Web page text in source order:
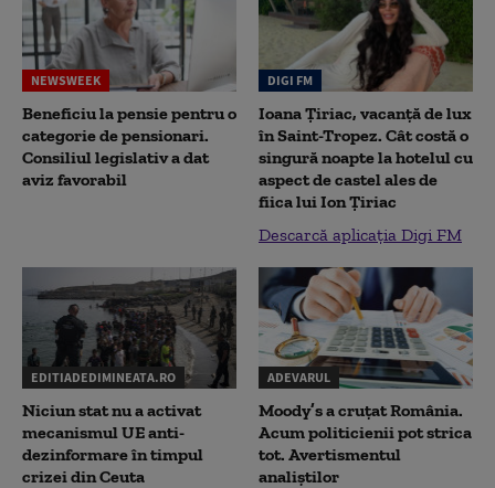
NEWSWEEK
Beneficiu la pensie pentru o
categorie de pensionari.
Consiliul legislativ a dat
aviz favorabil
DIGI FM
Ioana Țiriac, vacanță de lux
în Saint-Tropez. Cât costă o
singură noapte la hotelul cu
aspect de castel ales de
fiica lui Ion Țiriac
Descarcă aplicația Digi FM
EDITIADEDIMINEATA.RO
Niciun stat nu a activat
mecanismul UE anti-
dezinformare în timpul
crizei din Ceuta
ADEVARUL
Moody’s a cruțat România.
Acum politicienii pot strica
tot. Avertismentul
analiștilor